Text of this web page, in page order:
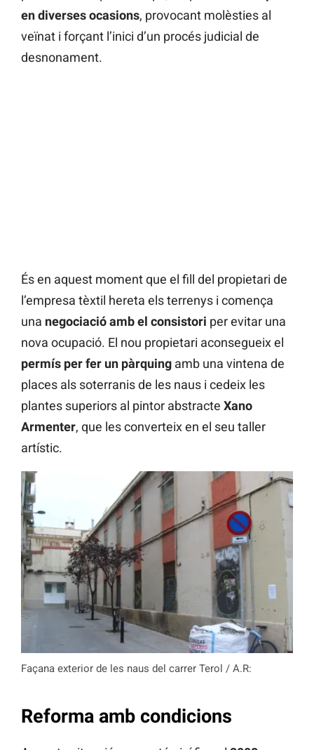
en diverses ocasions, provocant molèsties al
veïnat i forçant l’inici d’un procés judicial de
desnonament.
És en aquest moment que el fill del propietari de
l’empresa tèxtil hereta els terrenys i comença
una negociació amb el consistori per evitar una
nova ocupació. El nou propietari aconsegueix el
permís per fer un pàrquing amb una vintena de
places als soterranis de les naus i cedeix les
plantes superiors al pintor abstracte Xano
Armenter, que les converteix en el seu taller
artístic.
Façana exterior de les naus del carrer Terol / A.R:
Reforma amb condicions